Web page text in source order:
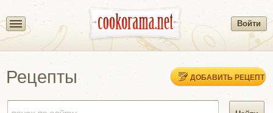
Войти
Рецепты ДОБАВИТЬ РЕЦЕПТ